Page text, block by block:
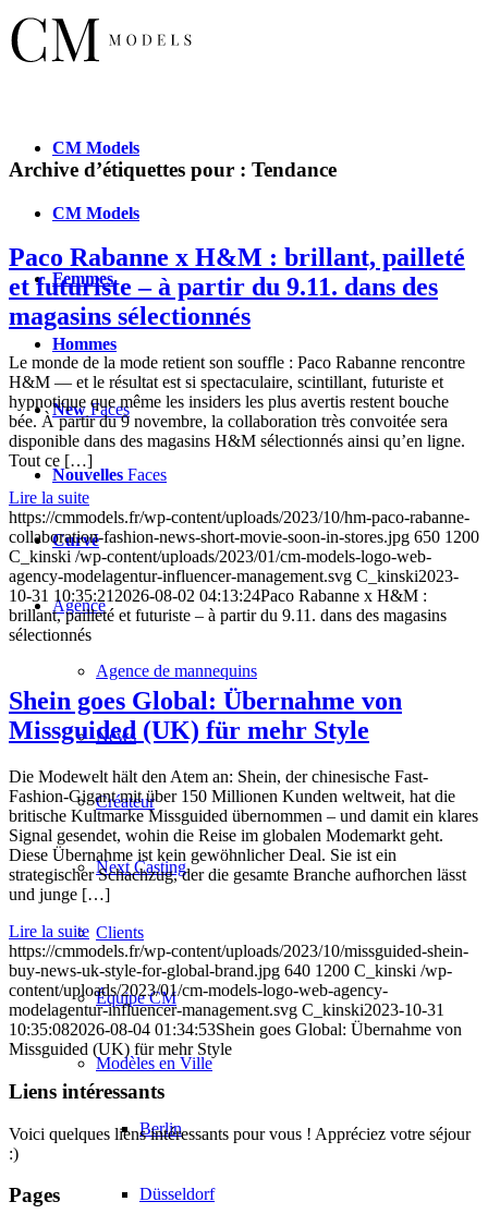
CM Models
CM Models
Femmes
Hommes
New Faces
Nouvelles Faces
Curvé
Agence
Agence de mannequins
News
Créateur
Next Casting
Clients
Équipe CM
Modèles en Ville
Berlin
Düsseldorf
Archive d’étiquettes pour : Tendance
Paco Rabanne x H&M : brillant, pailleté
et futuriste – à partir du 9.11. dans des
magasins sélectionnés
Le monde de la mode retient son souffle : Paco Rabanne rencontre
H&M — et le résultat est si spectaculaire, scintillant, futuriste et
hypnotique que même les insiders les plus avertis restent bouche
bée. À partir du 9 novembre, la collaboration très convoitée sera
disponible dans des magasins H&M sélectionnés ainsi qu’en ligne.
Tout ce […]
Lire la suite
https://cmmodels.fr/wp-content/uploads/2023/10/hm-paco-rabanne-
collaboration-fashion-news-short-movie-soon-in-stores.jpg 650 1200
C_kinski /wp-content/uploads/2023/01/cm-models-logo-web-
agency-modelagentur-influencer-management.svg C_kinski2023-
10-31 10:35:21 2026-08-02 04:13:24Paco Rabanne x H&M :
brillant, pailleté et futuriste – à partir du 9.11. dans des magasins
sélectionnés
Shein goes Global: Übernahme von
Missguided (UK) für mehr Style
Die Modewelt hält den Atem an: Shein, der chinesische Fast-
Fashion-Gigant mit über 150 Millionen Kunden weltweit, hat die
britische Kultmarke Missguided übernommen – und damit ein klares
Signal gesendet, wohin die Reise im globalen Modemarkt geht.
Diese Übernahme ist kein gewöhnlicher Deal. Sie ist ein
strategischer Schachzug, der die gesamte Branche aufhorchen lässt
und junge […]
Lire la suite
https://cmmodels.fr/wp-content/uploads/2023/10/missguided-shein-
buy-news-uk-style-for-global-brand.jpg 640 1200 C_kinski /wp-
content/uploads/2023/01/cm-models-logo-web-agency-
modelagentur-influencer-management.svg C_kinski2023-10-31
10:35:082026-08-04 01:34:53Shein goes Global: Übernahme von
Missguided (UK) für mehr Style
Liens intéressants
Voici quelques liens intéressants pour vous ! Appréciez votre séjour
:)
Pages